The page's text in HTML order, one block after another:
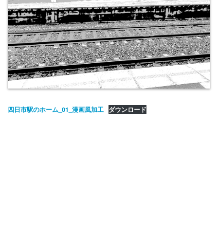
四日市駅のホーム_01_漫画風加工 ダウンロード